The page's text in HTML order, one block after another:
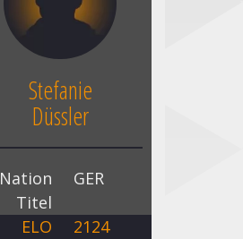
Stefanie
Düssler
Nation
GER
Titel
ELO
2124